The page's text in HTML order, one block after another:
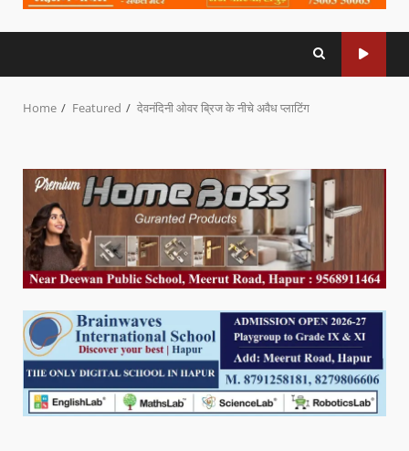
Home Featured देवनंदिनी ओवर ब्रिज के नीचे अवैध प्लाटिंग